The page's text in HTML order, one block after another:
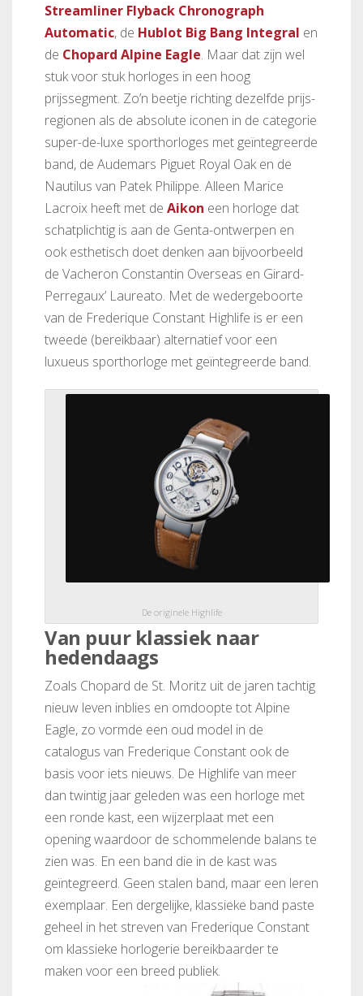
Streamliner Flyback Chronograph
Automatic, de Hublot Big Bang Integral en
de Chopard Alpine Eagle. Maar dat zijn wel
stuk voor stuk horloges in een hoog
prijssegment. Zo’n beetje richting dezelfde prijs-
regionen als de absolute iconen in de categorie
super-de-luxe sporthorloges met geïntegreerde
band, de Audemars Piguet Royal Oak en de
Nautilus van Patek Philippe. Alleen Marice
Lacroix heeft met de Aikon een horloge dat
schatplichtig is aan de Genta-ontwerpen en
ook esthetisch doet denken aan bijvoorbeeld
de Vacheron Constantin Overseas en Girard-
Perregaux’ Laureato. Met de wedergeboorte
van de Frederique Constant Highlife is er een
tweede (bereikbaar) alternatief voor een
luxueus sporthorloge met geïntegreerde band.
De originele Highlife
Van puur klassiek naar
hedendaags
Zoals Chopard de St. Moritz uit de jaren tachtig
nieuw leven inblies en omdoopte tot Alpine
Eagle, zo vormde een oud model in de
catalogus van Frederique Constant ook de
basis voor iets nieuws. De Highlife van meer
dan twintig jaar geleden was een horloge met
een ronde kast, een wijzerplaat met een
opening waardoor de schommelende balans te
zien was. En een band die in de kast was
geïntegreerd. Geen stalen band, maar een leren
exemplaar. Een dergelijke, klassieke band paste
geheel in het streven van Frederique Constant
om klassieke horlogerie bereikbaarder te
maken voor een breed publiek.